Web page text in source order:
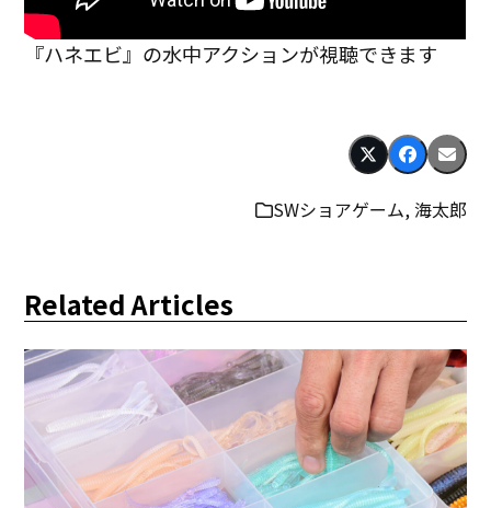
『ハネエビ』の水中アクションが視聴できます
SWショアゲーム,海太郎
Related Articles